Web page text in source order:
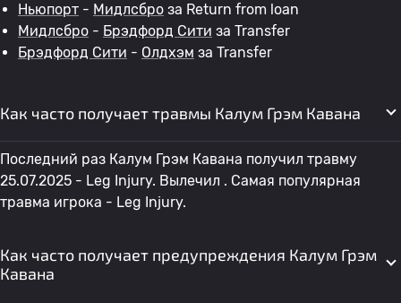
Ньюпорт - Мидлсбро за Return from loan
Мидлсбро - Брэдфорд Сити за Transfer
Брэдфорд Сити - Олдхэм за Transfer
Как часто получает травмы Калум Грэм Кавана
Последний раз Калум Грэм Кавана получил травму
25.07.2025 - Leg Injury. Вылечил . Самая популярная
травма игрока - Leg Injury.
Как часто получает предупреждения Калум Грэм
Кавана